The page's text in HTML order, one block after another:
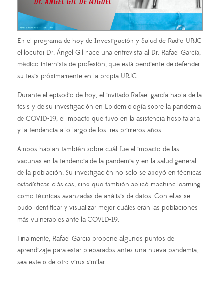
En el programa de hoy de Investigación y Salud de Radio URJC
el locutor Dr. Ángel Gil hace una entrevista al Dr. Rafael García,
médico internista de profesión, que está pendiente de defender
su tesis próximamente en la propia URJC.
Durante el episodio de hoy, el invitado Rafael garcía habla de la
tesis y de su investigación en Epidemiología sobre la pandemia
de COVID-19, el impacto que tuvo en la asistencia hospitalaria
y la tendencia a lo largo de los tres primeros años.
Ambos hablan también sobre cuál fue el impacto de las
vacunas en la tendencia de la pandemia y en la salud general
de la población. Su investigación no solo se apoyó en técnicas
estadísticas clásicas, sino que también aplicó machine learning
como técnicas avanzadas de análisis de datos. Con ellas se
pudo identificar y visualizar mejor cuáles eran las poblaciones
más vulnerables ante la COVID-19.
Finalmente, Rafael Garcia propone algunos puntos de
aprendizaje para estar preparados antes una nueva pandemia,
sea este o de otro virus similar.